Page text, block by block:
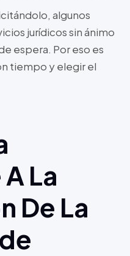
algunos
jurídicos sin ánimo
espera. Por eso es
tiempo y elegir el
La
De La